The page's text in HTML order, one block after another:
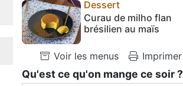
Dessert
Curau de milho flan
brésilien au maïs
Voir les menus Imprimer
Qu'est ce qu'on mange ce soir ?